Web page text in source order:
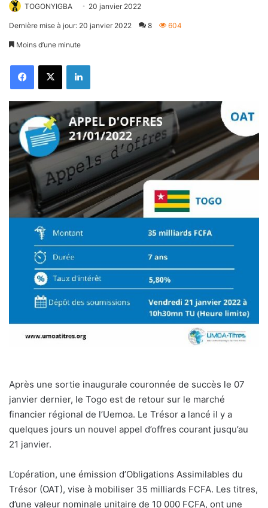
TOGONYIGBA 20 janvier 2022
Dernière mise à jour: 20 janvier 2022 8 604
Moins d’une minute
FacebookX Linkedin
Après une sortie inaugurale couronnée de succès le 07
janvier dernier, le Togo est de retour sur le marché
financier régional de l’Uemoa. Le Trésor a lancé il y a
quelques jours un nouvel appel d’offres courant jusqu’au
21 janvier.
L’opération, une émission d’Obligations Assimilables du
Trésor (OAT), vise à mobiliser 35 milliards FCFA. Les titres,
d’une valeur nominale unitaire de 10 000 FCFA, ont une